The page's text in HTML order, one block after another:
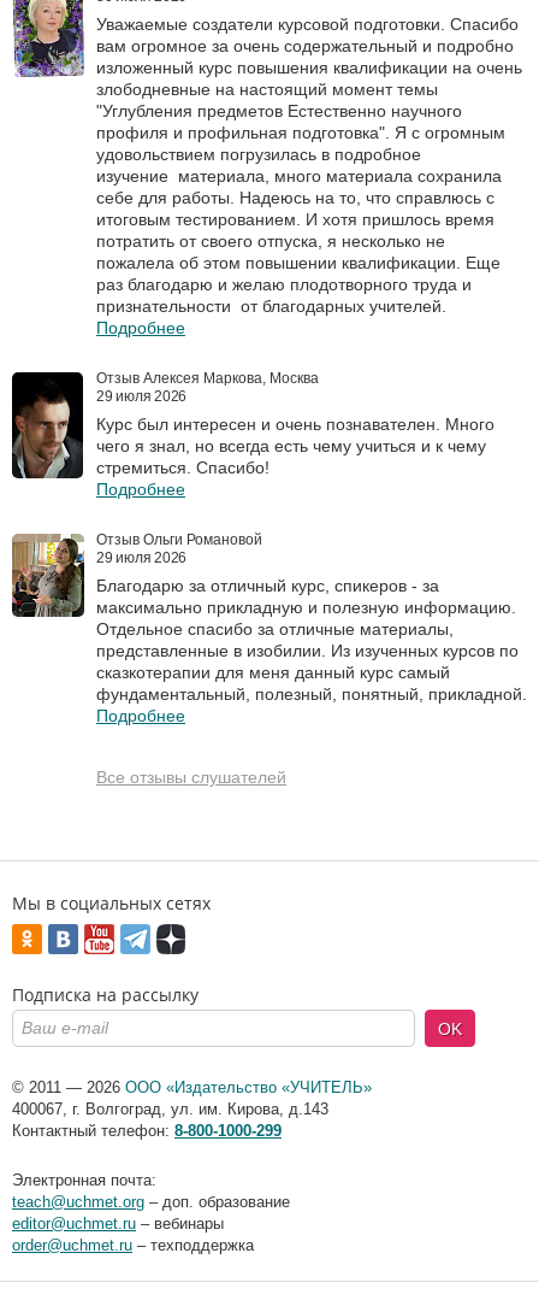
Уважаемые создатели курсовой подготовки. Спасибо
вам огромное за очень содержательный и подробно
изложенный курс повышения квалификации на очень
злободневные на настоящий момент темы
"Углубления предметов Естественно научного
профиля и профильная подготовка". Я с огромным
удовольствием погрузилась в подробное
изучение материала, много материала сохранила
себе для работы. Надеюсь на то, что справлюсь с
итоговым тестированием. И хотя пришлось время
потратить от своего отпуска, я несколько не
пожалела об этом повышении квалификации. Еще
раз благодарю и желаю плодотворного труда и
признательности от благодарных учителей.
Подробнее
Отзыв Алексея Маркова, Москва
29 июля 2026
Курс был интересен и очень познавателен. Много
чего я знал, но всегда есть чему учиться и к чему
стремиться. Спасибо!
Подробнее
Отзыв Ольги Романовой
29 июля 2026
Благодарю за отличный курс, спикеров - за
максимально прикладную и полезную информацию.
Отдельное спасибо за отличные материалы,
представленные в изобилии. Из изученных курсов по
сказкотерапии для меня данный курс самый
фундаментальный, полезный, понятный, прикладной.
Подробнее
Все отзывы слушателей
Мы в социальных сетях
Подписка на рассылку
OK
© 2011 — 2026 ООО «Издательство «УЧИТЕЛЬ»
400067, г. Волгоград, ул. им. Кирова, д.143
Контактный телефон: 8-800-1000-299
Электронная почта:
teach@uchmet.org – доп. образование
editor@uchmet.ru – вебинары
order@uchmet.ru – техподдержка